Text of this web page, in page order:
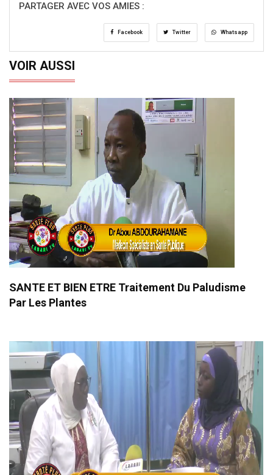
PARTAGER AVEC VOS AMIES :
Facebook Twitter Whatsapp
VOIR AUSSI
SANTE ET BIEN ETRE Traitement Du Paludisme
Par Les Plantes